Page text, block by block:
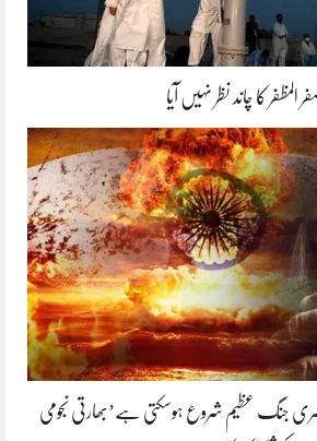
المظفر کا چاند نظر نہیں آیا
سے تیسری جنگ عظیم شروع ہوسکتی ہے’بھارتی نجومی